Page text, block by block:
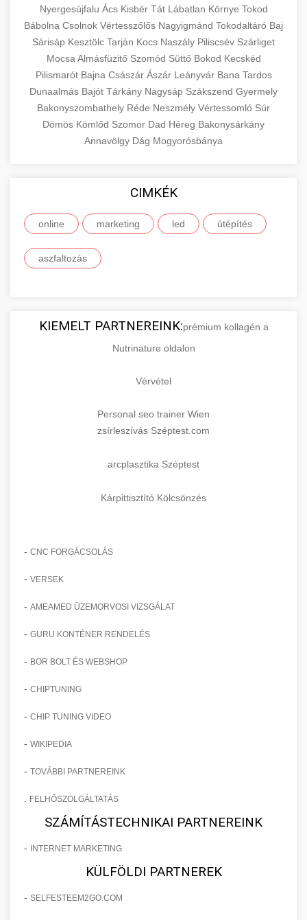
Nyergesújfalu Ács Kisbér Tát Lábatlan Környe Tokod
Bábolna Csolnok Vértesszőlős Nagyigmánd Tokodaltáró Baj
Sárisáp Kesztölc Tarján Kocs Naszály Piliscsév Szárliget
Mocsa Almásfüzitő Szomód Süttő Bokod Kecskéd
Pilismarót Bajna Császár Ászár Leányvár Bana Tardos
Dunaalmás Bajót Tárkány Nagysáp Szákszend Gyermely
Bakonyszombathely Réde Neszmély Vértessomló Súr
Dömös Kömlőd Szomor Dad Héreg Bakonysárkány
Annavölgy Dág Mogyorósbánya
CIMKÉK
online marketing led útépítés
aszfaltozás
KIEMELT PARTNEREINK:prémium kollagén a
Nutrinature oldalon
Vérvétel
Personal seo trainer Wien
zsírleszívás Széptest.com
arcplasztika Széptest
Kárpittisztító Kölcsönzés
- CNC FORGÁCSOLÁS
- VERSEK
- AMEAMED ÜZEMORVOSI VIZSGÁLAT
- GURU KONTÉNER RENDELÉS
- BOR BOLT ÉS WEBSHOP
- CHIPTUNING
- CHIP TUNING VIDEO
- WIKIPEDIA
- TOVÁBBI PARTNEREINK
FELHŐSZOLGÁLTATÁS
SZÁMÍTÁSTECHNIKAI PARTNEREINK
- INTERNET MARKETING
KÜLFÖLDI PARTNEREK
- SELFESTEEM2GO.COM